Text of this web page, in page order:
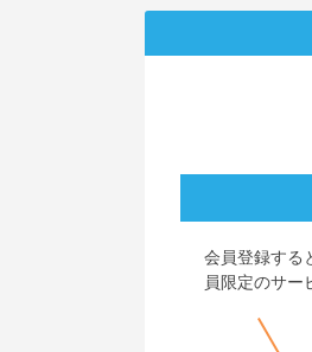
会員登録する
員限定のサー